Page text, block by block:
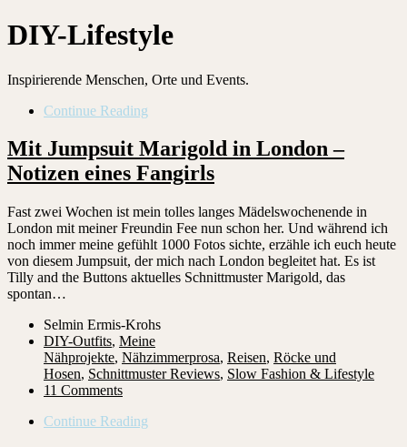
DIY-Lifestyle
Inspirierende Menschen, Orte und Events.
Continue Reading
Mit Jumpsuit Marigold in London –
Notizen eines Fangirls
Fast zwei Wochen ist mein tolles langes Mädelswochenende in
London mit meiner Freundin Fee nun schon her. Und während ich
noch immer meine gefühlt 1000 Fotos sichte, erzähle ich euch heute
von diesem Jumpsuit, der mich nach London begleitet hat. Es ist
Tilly and the Buttons aktuelles Schnittmuster Marigold, das
spontan…
Selmin Ermis-Krohs
DIY-Outfits, Meine
Nähprojekte, Nähzimmerprosa, Reisen, Röcke und
Hosen, Schnittmuster Reviews, Slow Fashion & Lifestyle
11 Comments
Continue Reading